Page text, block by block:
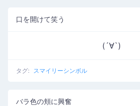
口を開けて笑う
(´∀`)
タグ: スマイリーシンボル
バラ色の頬に興奮